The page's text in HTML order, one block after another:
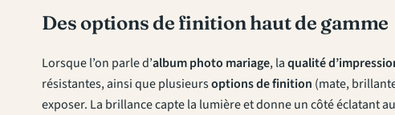
Des options de finition haut de gamme
Lorsque l’on parle d’album photo mariage, laqualité
résistantes, ainsi que plusieursoptions de finition (mate,
exposer. La brillance capte la lumière et donne un côté éclatant